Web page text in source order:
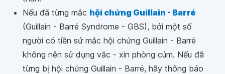
Nếu đã từng mắc hội chứng Guillain - Barré
(Guillain - Barré Syndrome - GBS), bởi một số
người có tiền sử mắc hội chứng Guillain - Barré
không nên sử dụng vắc - xin phòng cúm. Nếu đã
từng bị hội chứng Guillain - Barré, hãy thông báo